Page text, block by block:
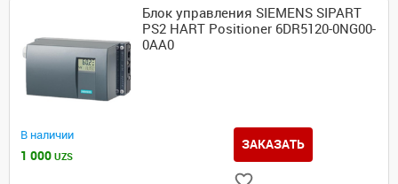
Блок управления SIEMENS SIPART
PS2 HART Positioner 6DR5120-0NG00-
0AA0
В наличии
1 000 UZS
ЗАКАЗАТЬ